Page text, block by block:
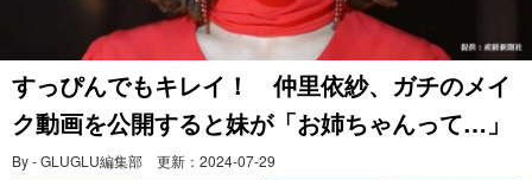
すっぴんでもキレイ！ 仲里依紗、ガチのメイ
ク動画を公開すると妹が「お姉ちゃんって…」
By - GLUGLU編集部 更新： 2024-07-29